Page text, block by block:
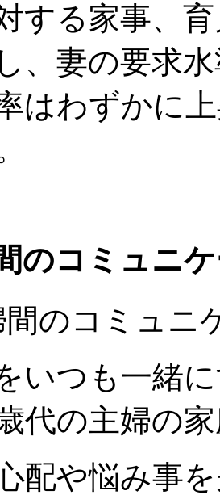
する家事、
、妻の要求
はわずかに
のコミュニ
間のコミュニ
いつも一緒
代の主婦の
配や悩み事